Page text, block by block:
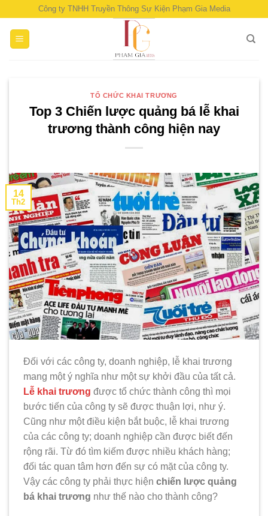
content
Công ty TNHH Truyền Thông Sự Kiện Phạm Gia Media
TỔ CHỨC KHAI TRƯƠNG
Top 3 Chiến lược quảng bá lễ khai
trương thành công hiện nay
14
Th2
Đối với các công ty, doanh nghiệp, lễ khai trương
mang một ý nghĩa như một sự khởi đầu của tất cả.
Lễ khai trương được tổ chức thành công thì mọi
bước tiến của công ty sẽ được thuận lợi, như ý.
Cũng như một điều kiện bắt buộc, lễ khai trương
của các công ty; doanh nghiệp cần được biết đến
rộng rãi. Từ đó tìm kiếm được nhiều khách hàng;
đối tác quan tâm hơn đến sự có mặt của công ty.
Vậy các công ty phải thực hiện chiến lược quảng
bá khai trương như thế nào cho thành công?